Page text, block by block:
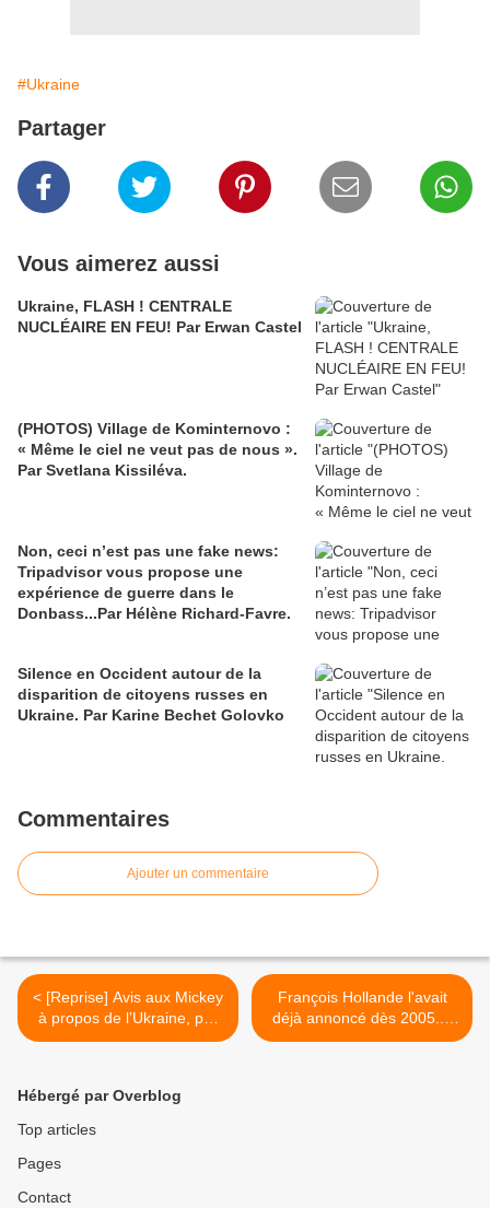
#Ukraine
Partager
Vous aimerez aussi
Ukraine, FLASH ! CENTRALE
NUCLÉAIRE EN FEU! Par Erwan Castel
(PHOTOS) Village de Kominternovo :
« Même le ciel ne veut pas de nous ».
Par Svetlana Kissiléva.
Non, ceci n’est pas une fake news:
Tripadvisor vous propose une
expérience de guerre dans le
Donbass...Par Hélène Richard-Favre.
Silence en Occident autour de la
disparition de citoyens russes en
Ukraine. Par Karine Bechet Golovko
Commentaires
Ajouter un commentaire
< [Reprise] Avis aux Mickey
à propos de l’Ukraine, par
Jean-Luc Mélenchon. Le
François Hollande l'avait
déjà annoncé dès 2005...:
"Ami-ami avec les Etats-
Hébergé par Overblog
Top articles
Pages
Contact